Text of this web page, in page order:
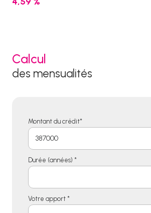
Calcul
des mensualités
Montant du crédit*
Durée (années) *
Votre apport *